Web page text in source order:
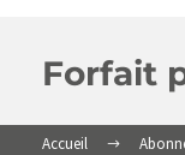
Forfait
Accueil